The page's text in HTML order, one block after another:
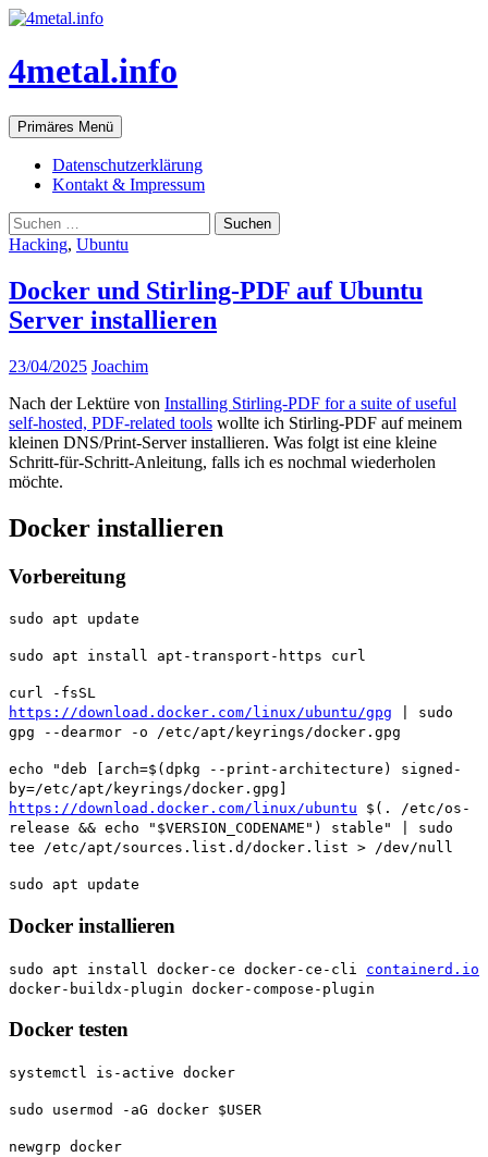
Zum
springen
4metal.info
Suchen
Primäres Menü
Datenschutzerklärung
Kontakt & Impressum
Suchen
nach:
Hacking, Ubuntu
Docker und Stirling-PDF auf Ubuntu
Server installieren
23/04/2025 Joachim
Nach der Lektüre von Installing Stirling-PDF for a suite of useful
self-hosted, PDF-related tools wollte ich Stirling-PDF auf meinem
kleinen DNS/Print-Server installieren. Was folgt ist eine kleine
Schritt-für-Schritt-Anleitung, falls ich es nochmal wiederholen
möchte.
Docker installieren
Vorbereitung
sudo apt update
sudo apt install apt-transport-https curl
curl -fsSL
https://download.docker.com/linux/ubuntu/gpg | sudo
gpg --dearmor -o /etc/apt/keyrings/docker.gpg
echo "deb [arch=$(dpkg --print-architecture) signed-
by=/etc/apt/keyrings/docker.gpg]
https://download.docker.com/linux/ubuntu $(. /etc/os-
release && echo "$VERSION_CODENAME") stable" | sudo
tee /etc/apt/sources.list.d/docker.list > /dev/null
sudo apt update
Docker installieren
sudo apt install docker-ce docker-ce-cli containerd.io
docker-buildx-plugin docker-compose-plugin
Docker testen
systemctl is-active docker
sudo usermod -aG docker $USER
newgrp docker